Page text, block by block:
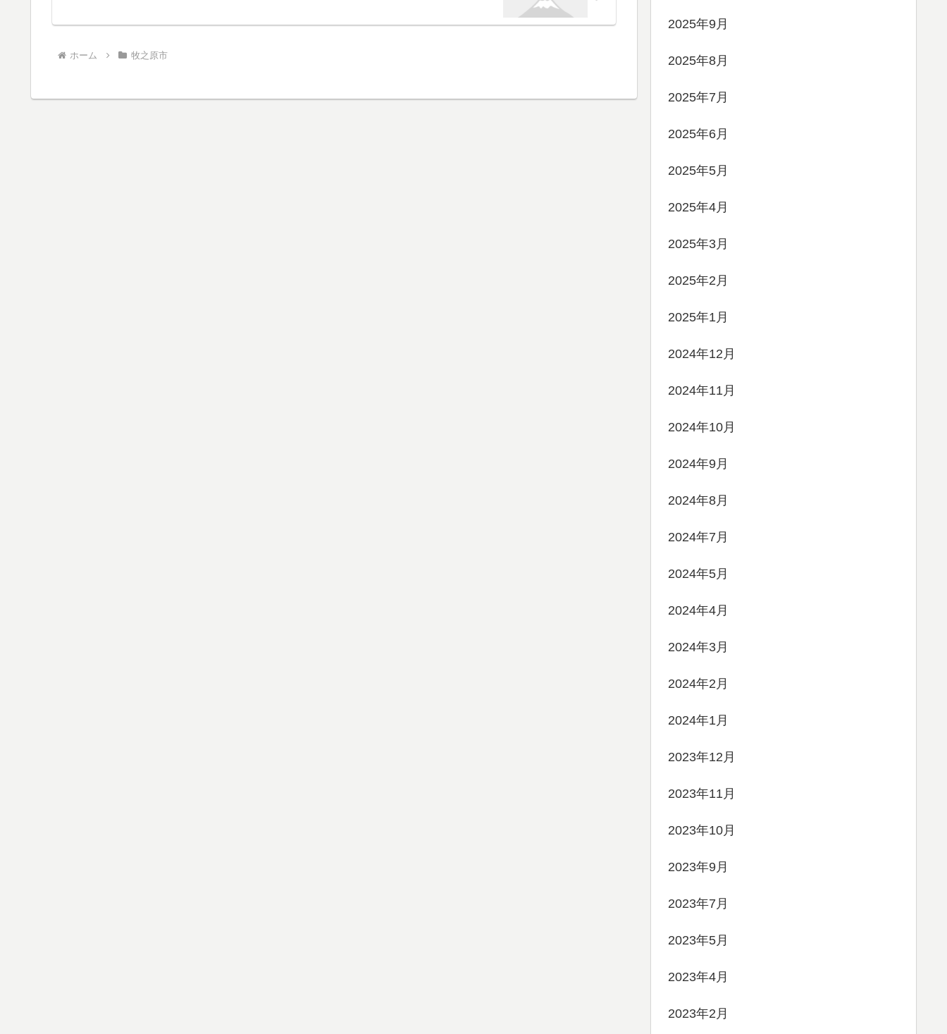
ホーム 牧之原市
2025年9月
2025年8月
2025年7月
2025年6月
2025年5月
2025年4月
2025年3月
2025年2月
2025年1月
2024年12月
2024年11月
2024年10月
2024年9月
2024年8月
2024年7月
2024年5月
2024年4月
2024年3月
2024年2月
2024年1月
2023年12月
2023年11月
2023年10月
2023年9月
2023年7月
2023年5月
2023年4月
2023年2月